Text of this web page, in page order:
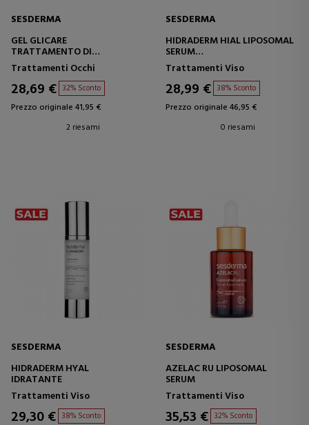
SESDERMA
GEL GLICARE
TRATTAMENTO DI
CONTORNO OCCHI E LABBRA
Trattamenti Occhi
28,69 € 32% Sconto
Prezzo originale 41,95 €
2 riesami
SESDERMA
HIDRADERM HIAL LIPOSOMAL
SERUM
SIERO IDRATANTE
Trattamenti Viso
28,99 € 38% Sconto
Prezzo originale 46,95 €
0 riesami
SESDERMA
HIDRADERM HYAL
IDRATANTE
Trattamenti Viso
29,30 € 38% Sconto
SESDERMA
AZELAC RU LIPOSOMAL
SERUM
Trattamenti Viso
35,53 € 32% Sconto